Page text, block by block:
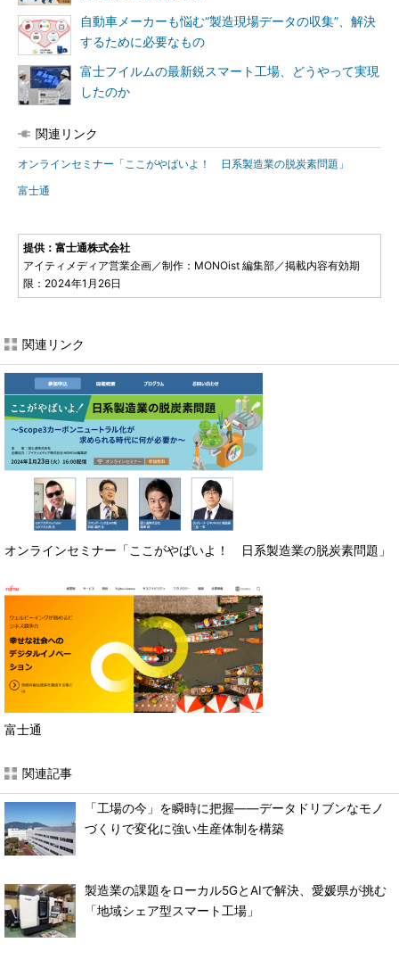
自動車メーカーも悩む“製造現場データの収集”、解決
するために必要なもの
富士フイルムの最新鋭スマート工場、どうやって実現
したのか
関連リンク
オンラインセミナー「ここがやばいよ！ 日系製造業の脱炭素問題」
富士通
提供：富士通株式会社
アイティメディア営業企画／制作：MONOist 編集部／掲載内容有効期
限：2024年1月26日
関連リンク
オンラインセミナー「ここがやばいよ！ 日系製造業の脱炭素問題」
富士通
関連記事
「工場の今」を瞬時に把握――データドリブンなモノ
づくりで変化に強い生産体制を構築
製造業の課題をローカル5GとAIで解決、愛媛県が挑む
「地域シェア型スマート工場」